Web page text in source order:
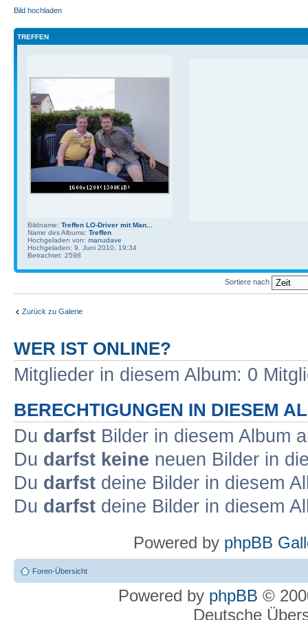
Bild hochladen
TREFFEN
Bildname: Treffen LO-Driver mit Man...
Name des Albums: Treffen
Hochgeladen von: manudave
Hochgeladen: 9. Juni 2010, 19:34
Betrachtet: 2598
Sortiere nach
Zurück zu Galerie
WER IST ONLINE?
Mitglieder in diesem Album: 0
BERECHTIGUNGEN IN DIESEM
Du darfst Bilder in diesem Album
Du darfst keine neuen Bilder in
Du darfst deine Bilder in diesem
Du darfst deine Bilder in diesem
Powered by phpBB
Foren-Übersicht
Powered by phpBB ©
Deutsche